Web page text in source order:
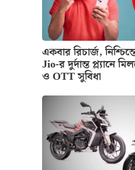
একবার রিচার্জ,
Jio-র দুর্দান্ত প্ল্যানে
ও OTT সুবিধা